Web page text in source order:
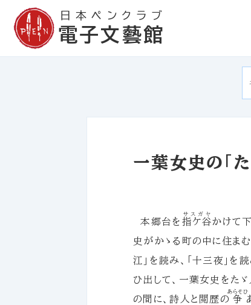
日本ペンクラブ
電子文藝館
一葉女史の「
本郷台を 指ケ谷
サスガヤ
かけて
史がかゝる町の中に住まむ
江」を読み、「十三夜」を
ひ出して、一葉女史をたゞ
の間に、詩人と閲歴の 争
あらそひ